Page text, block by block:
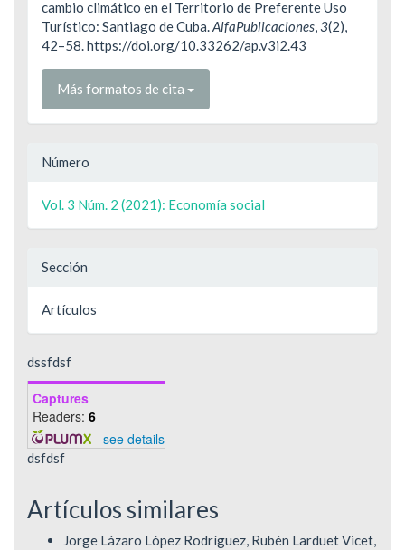
cambio climático en el Territorio de Preferente Uso
Turístico: Santiago de Cuba.AlfaPublicaciones,3(2),
42–58. https://doi.org/10.33262/ap.v3i2.43
Más formatos de cita
Número
Vol. 3 Núm. 2 (2021): Economía social
Sección
Artículos
dssfdsf
Captures
Readers: 6
- see details
dsfdsf
Artículos similares
Jorge Lázaro López Rodríguez, Rubén Larduet Vicet,